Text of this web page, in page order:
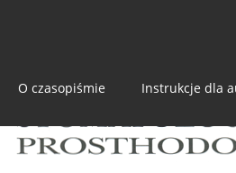
O czasopiśmie Instrukcje dla